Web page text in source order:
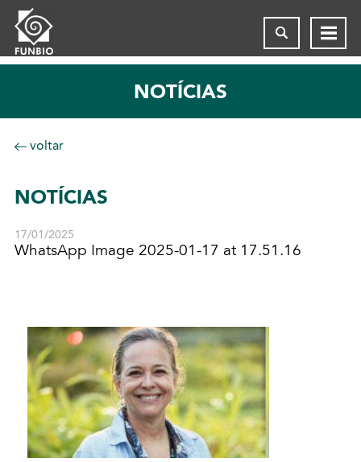
NOTÍCIAS
voltar
NOTÍCIAS
17/01/2025
WhatsApp Image 2025-01-17 at 17.51.16